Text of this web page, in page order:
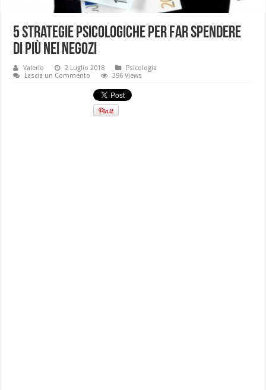
5 strategie psicologiche per far spendere
di più nei negozi
Valerio 2 Luglio 2018
Psicologia
Lascia un Commento
396 Views